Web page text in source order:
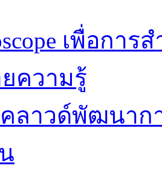
เพื่อกา
ความรู้
ลาวด์พัฒนาก